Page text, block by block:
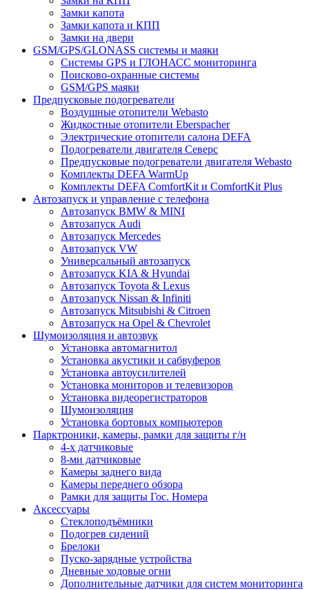
Замки капота
Замки капота и КПП
Замки на двери
GSM/GPS/GLONASS системы и маяки
Системы GPS и ГЛОНАСС мониторинга
Поисково-охранные системы
GSM/GPS маяки
Предпусковые подогреватели
Воздушные отопители Webasto
Жидкостные отопители Eberspacher
Электрические отопители салона DEFA
Подогреватели двигателя Северс
Предпусковые подогреватели двигателя Webasto
Комплекты DEFA WarmUp
Комплекты DEFA ComfortKit и ComfortKit Plus
Автозапуск и управление с телефона
Автозапуск BMW & MINI
Автозапуск Audi
Автозапуск Mercedes
Автозапуск VW
Универсальный автозапуск
Автозапуск KIA & Hyundai
Автозапуск Toyota & Lexus
Автозапуск Nissan & Infiniti
Автозапуск Mitsubishi & Citroen
Автозапуск на Opel & Chevrolet
Шумоизоляция и автозвук
Установка автомагнитол
Установка акустики и сабвуферов
Установка автоусилителей
Установка мониторов и телевизоров
Установка видеорегистраторов
Шумоизоляция
Установка бортовых компьютеров
Парктроники, камеры, рамки для защиты г/н
4-х датчиковые
8-ми датчиковые
Камеры заднего вида
Камеры переднего обзора
Рамки для защиты Гос. Номера
Аксессуары
Стеклоподъёмники
Подогрев сидений
Брелоки
Пуско-зарядные устройства
Дневные ходовые огни
Дополнительные датчики для систем мониторинга